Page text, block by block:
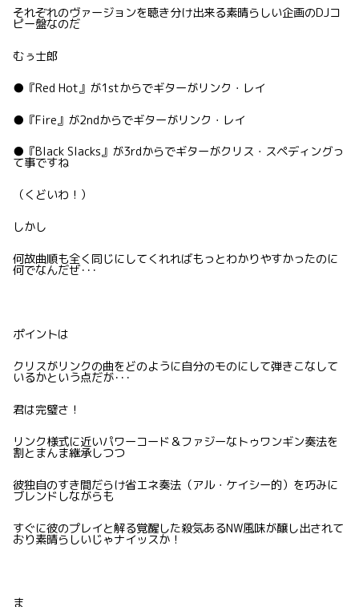
それぞれのヴァージョンを聴き分け出来る素晴らしい企画のDJコ
ピー盤なのだ
むぅ士郎
●『Red Hot』が1stからでギターがリンク・レイ
●『Fire』が2ndからでギターがリンク・レイ
●『Black Slacks』が3rdからでギターがクリス・スペディングっ
て事ですね
（くどいわ！）
しかし
何故曲順も全く同じにしてくれればもっとわかりやすかったのに
何でなんだぜ･･･
ポイントは
クリスがリンクの曲をどのように自分のモのにして弾きこなして
いるかという点だが･･･
君は完璧さ！
リンク様式に近いパワーコード＆ファジーなトゥワンギン奏法を
割とまんま継承しつつ
彼独自のすき間だらけ省エネ奏法（アル・ケイシー的）を巧みに
ブレンドしながらも
すぐに彼のプレイと解る覚醒した殺気あるNW風味が醸し出されて
おり素晴らしいじゃナイッスか！
ま